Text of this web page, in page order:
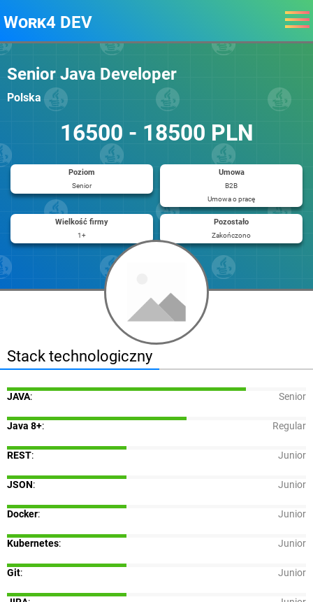
Work4 DEV
Senior Java Developer
Polska
16500 - 18500 PLN
Poziom
Senior
Umowa
B2B
Umowa o pracę
Wielkość firmy
1+
Pozostało
Zakończono
Stack technologiczny
JAVA: Senior
Java 8+: Regular
REST: Junior
JSON: Junior
Docker: Junior
Kubernetes: Junior
Git: Junior